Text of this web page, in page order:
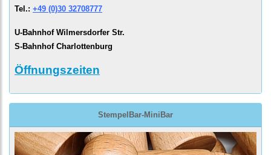
Tel.: +49 (0)30 32708777
U-Bahnhof Wilmersdorfer Str.
S-Bahnhof Charlottenburg
Öffnungszeiten
StempelBar-MiniBar